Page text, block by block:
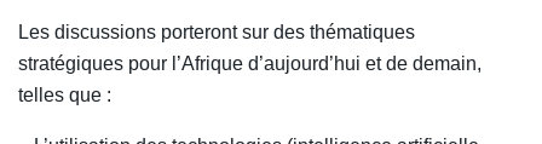
Les discussions porteront sur des thématiques
stratégiques pour l’Afrique d’aujourd’hui et de demain,
telles que :